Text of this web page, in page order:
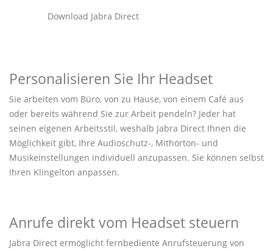
Download Jabra Direct
Personalisieren Sie Ihr Headset
Sie arbeiten vom Büro, von zu Hause, von einem Café aus
oder bereits während Sie zur Arbeit pendeln? Jeder hat
seinen eigenen Arbeitsstil, weshalb Jabra Direct Ihnen die
Möglichkeit gibt, Ihre Audioschutz-, Mithörton- und
Musikeinstellungen individuell anzupassen. Sie können selbst
Ihren Klingelton anpassen.
Anrufe direkt vom Headset steuern
Jabra Direct ermöglicht fernbediente Anrufsteuerung von